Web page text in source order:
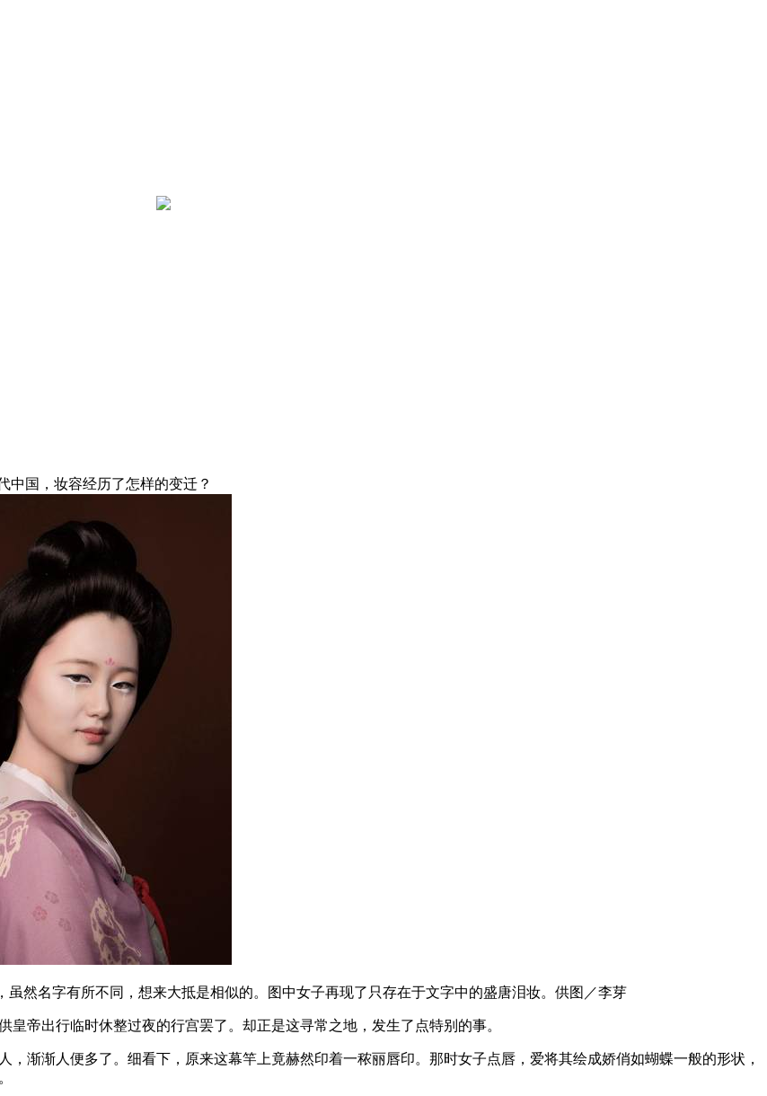
中国，妆容经历了怎样的变迁？
然名字有所不同，想来大抵是相似的。图中女子再现了只存在于文字中的盛唐泪妆。供图／李芽
帝出行临时休整过夜的行宫罢了。却正是这寻常之地，发生了点特别的事。
渐渐人便多了。细看下，原来这幕竿上竟赫然印着一秾丽唇印。那时女子点唇，爱将其绘成娇俏如蝴蝶一般的形状，